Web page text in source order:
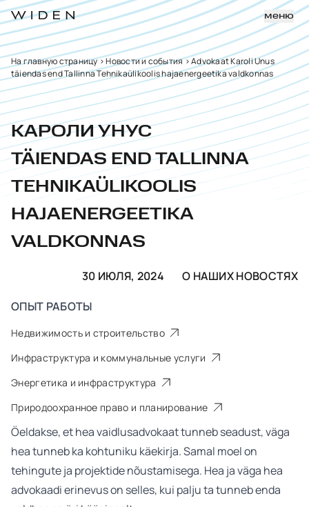
меню
На главную страницу>Новости и события>Advokaat Karoli Unus
täiendas end Tallinna Tehnikaülikoolis hajaenergeetika valdkonnas
КАРОЛИ УНУС
TÄIENDAS END TALLINNA
TEHNIKAÜLIKOOLIS
HAJAENERGEETIKA
VALDKONNAS
30 ИЮЛЯ, 2024
О НАШИХ НОВОСТЯХ
ОПЫТ РАБОТЫ
Недвижимость и строительство
Инфраструктура и коммунальные услуги
Энергетика и инфраструктура
Природоохранное право и планирование
Öeldakse, et hea vaidlusadvokaat tunneb seadust, väga
hea tunneb ka kohtuniku käekirja. Samal moel on
tehingute ja projektide nõustamisega. Hea ja väga hea
advokaadi erinevus on selles, kui palju ta tunneb enda